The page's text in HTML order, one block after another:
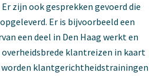
zijn ook gesprekken gevoerd die
Er is bijvoorbeeld een
een deel in Den Haag werkt en
overheidsbrede klantreizen in kaart
klantgerichtheidstrainingen